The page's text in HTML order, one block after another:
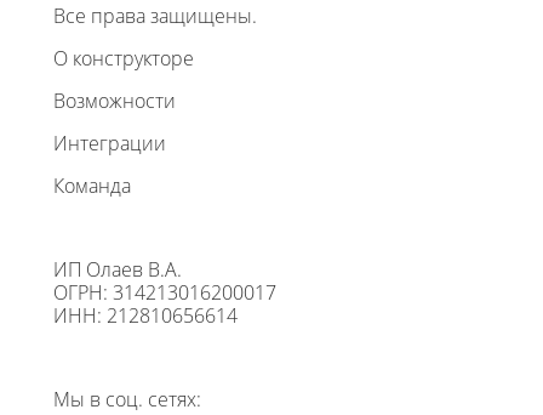
Все права защищены.
О конструкторе
Возможности
Интеграции
Команда
ИП Олаев В.А.
ОГРН: 314213016200017
ИНН: 212810656614
Мы в соц. сетях: